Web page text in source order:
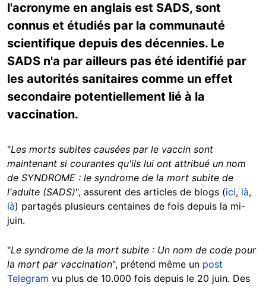
l'acronyme en anglais est SADS, sont
connus et étudiés par la communauté
scientifique depuis des décennies. Le
SADS n'a par ailleurs pas été identifié par
les autorités sanitaires comme un effet
secondaire potentiellement lié à la
vaccination.
"Les morts subites causées par le vaccin sont
maintenant si courantes qu'ils lui ont attribué un nom
de SYNDROME : le syndrome de la mort subite de
l'adulte (SADS)", assurent des articles de blogs (ici, là,
là) partagés plusieurs centaines de fois depuis la mi-
juin.
"Le syndrome de la mort subite : Un nom de code pour
la mort par vaccination", prétend même un post
Telegram vu plus de 10.000 fois depuis le 20 juin. Des